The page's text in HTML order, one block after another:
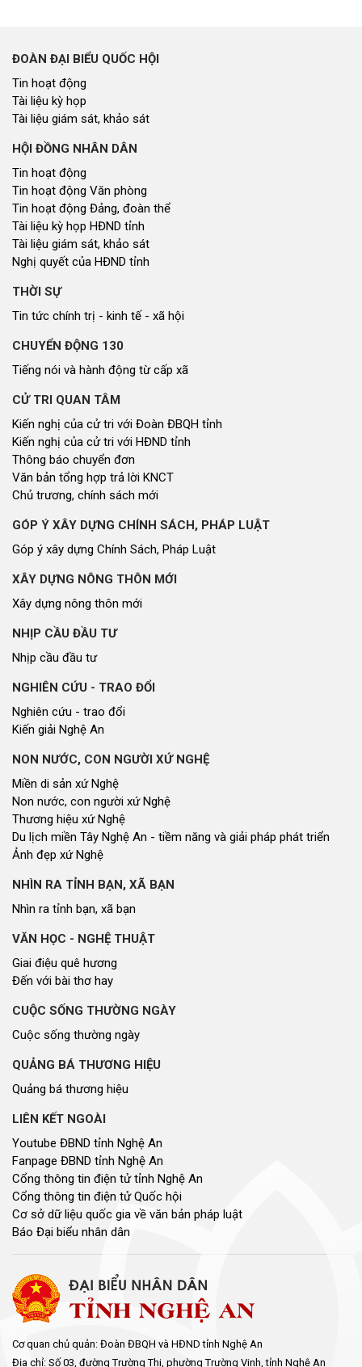
GÓP Ý XÂY DỰNG CHÍNH SÁCH, PHÁP LUẬT
Góp ý xây dựng Chính Sách, Pháp Luật
XÂY DỰNG NÔNG THÔN MỚI
Xây dựng nông thôn mới
NHỊP CẦU ĐẦU TƯ
Nhịp cầu đầu tư
NGHIÊN CỨU - TRAO ĐỔI
Nghiên cứu - trao đổi
Kiến giải Nghệ An
NON NƯỚC, CON NGƯỜI XỨ NGHỆ
Miền di sản xứ Nghệ
Non nước, con người xứ Nghệ
Thương hiệu xứ Nghệ
Du lịch miền Tây Nghệ An - tiềm năng và giải pháp phát triển
Ảnh đẹp xứ Nghệ
NHÌN RA TỈNH BẠN, XÃ BẠN
Nhìn ra tỉnh bạn, xã bạn
VĂN HỌC - NGHỆ THUẬT
Giai điệu quê hương
Đến với bài thơ hay
CUỘC SỐNG THƯỜNG NGÀY
Cuộc sống thường ngày
QUẢNG BÁ THƯƠNG HIỆU
Quảng bá thương hiệu
LIÊN KẾT NGOÀI
Youtube ĐBND tỉnh Nghệ An
Cổng thông tin điện tử tỉnh Nghệ An
Cổng thông tin điện tử Quốc hội
Cơ sở dữ liệu quốc gia về văn bản pháp luật
Báo Đại biểu nhân dân
Cơ quan chủ quản: Đoàn ĐBQH và HĐND tỉnh Nghệ An
Địa chỉ: Số 03, đường Trường Thi, phường Trường Vinh, tỉnh Nghệ An
Điện thoại: 02383.592014
Email: dannguyenthongtin@gmail.com
Giấy phép số 179/GP-TTĐT, Sở TT&TT cấp ngày 31/12/2021
Hội đồng nhân dân tỉnh Nghệ An © 2021. Phát triển bởi
Tổng số lượt
Hôm nay
Hôm qua
Đang xem